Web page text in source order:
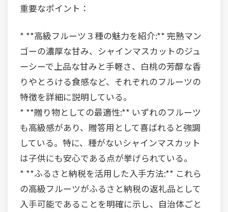
重要なポイント：
* **高級フルーツ３種の魅力を紹介:** 完熟マン
ゴーの濃厚な甘み、シャインマスカットのジュ
ーシーで上品な甘みと手軽さ、白桃の芳醇な香
りやとろける食感など、それぞれのフルーツの
特徴を詳細に説明している。
* **贈り物としての最適性:** いずれのフルーツ
も高級感があり、贈答用として喜ばれると強調
している。特に、種がないシャインマスカット
は子供にも安心である点が挙げられている。
* **ふるさと納税を活用した入手方法:** これら
の高級フルーツがふるさと納税の返礼品として
入手可能であることを明確に示し、自治体ごと